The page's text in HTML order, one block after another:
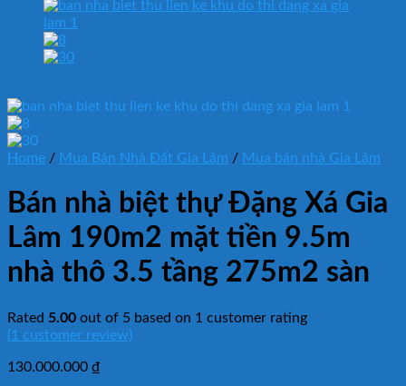
Home / Mua Bán Nhà Đất Gia Lâm / Mua bán nhà Gia Lâm
Bán nhà biệt thự Đặng Xá Gia
Lâm 190m2 mặt tiền 9.5m
nhà thô 3.5 tầng 275m2 sàn
Rated 5.00 out of 5 based on 1 customer rating
(1 customer review)
130.000.000 ₫